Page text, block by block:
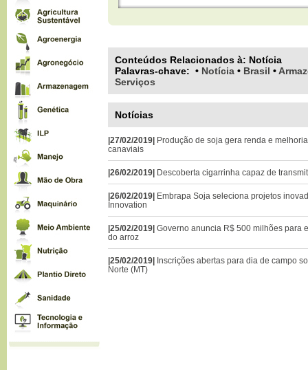
Conteúdos Relacionados à: Notícia
Palavras-chave: • Notícia • Brasil •
Serviços
Notícias
|27/02/2019| Produção de soja gera renda e
canaviais
|26/02/2019| Descoberta cigarrinha capaz de
|26/02/2019| Embrapa Soja seleciona projetos
Innovation
|25/02/2019| Governo anuncia R$ 500 milhões para
do arroz
|25/02/2019| Inscrições abertas para dia de campo
Norte (MT)